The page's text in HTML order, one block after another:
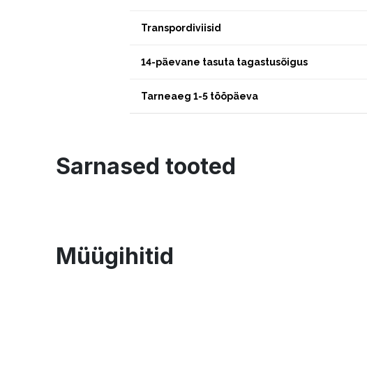
Transpordiviisid
14-päevane tasuta tagastusõigus
Tarneaeg 1-5 tööpäeva
Sarnased tooted
Müügihitid